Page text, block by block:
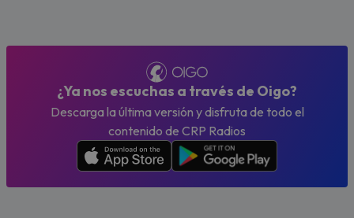
¿Ya nos escuchas a través de Oigo?
Descarga la última versión y disfruta de todo el
contenido de CRP Radios